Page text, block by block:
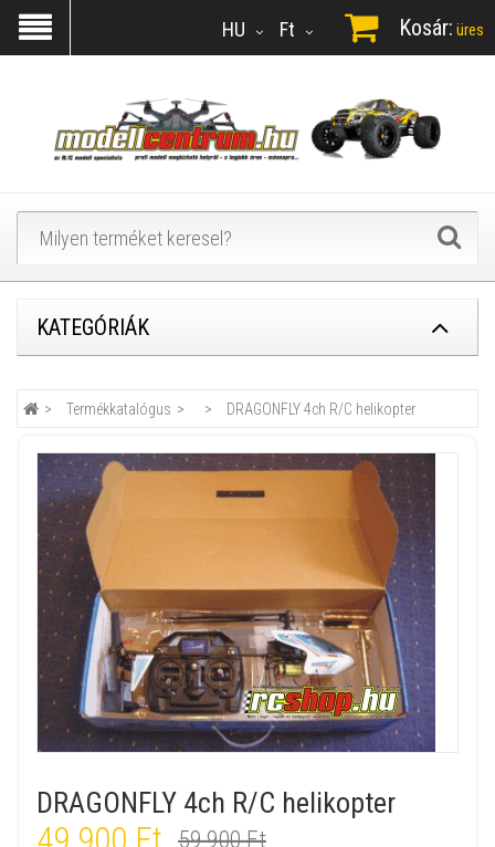
Ft
HU Kosár: üres
KATEGÓRIÁK
Termékkatalógus DRAGONFLY 4ch R/C helikopter
DRAGONFLY 4ch R/C helikopter
59 900 Ft